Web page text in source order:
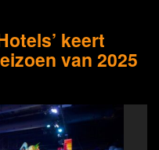
keert
van 2025